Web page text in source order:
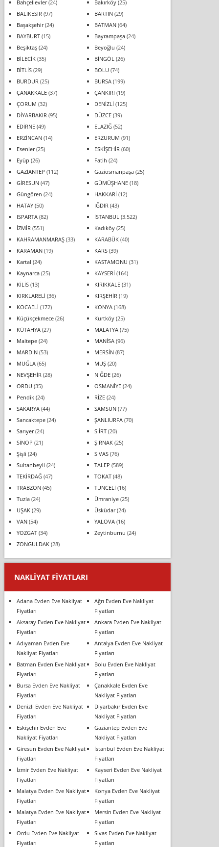
Bahçelievler(24) Bakırköy(25)
BALIKESİR (97) BARTIN(29)
Başakşehir(24) BATMAN(64)
BAYBURT(15) Bayrampaşa(24)
Beşiktaş(24) Beyoğlu (24)
BİLECİK(35) BİNGÖL (26)
BİTLİS(29) BOLU (74)
BURDUR (25) BURSA(199)
ÇANAKKALE(37) ÇANKIRI (19)
ÇORUM (32) DENİZLİ (125)
DİYARBAKIR (95) DÜZCE(39)
EDİRNE(49) ELAZIĞ(52)
ERZİNCAN(14) ERZURUM (91)
Esenler(25) ESKİŞEHİR (60)
Eyüp (26) Fatih (24)
GAZİANTEP (112) Gaziosmanpaşa(25)
GİRESUN(47) GÜMÜŞHANE(18)
Güngören (24) HAKKARİ (12)
HATAY(50) IĞDIR (43)
ISPARTA(82) İSTANBUL (3.522)
İZMİR (551) Kadıköy(25)
KAHRAMANMARAŞ(33) KARABÜK(40)
KARAMAN(19) KARS(39)
Kartal (24) KASTAMONU (31)
Kaynarca(25) KAYSERİ (164)
KİLİS(13) KIRIKKALE(31)
KIRKLARELİ (36) KIRŞEHİR (19)
KOCAELİ (172) KONYA(168)
Küçükçekmece(26) Kurtköy(25)
KÜTAHYA(27) MALATYA(75)
Maltepe(24) MANİSA(96)
MARDİN(53) MERSİN(87)
MUĞLA(65) MUŞ(20)
NEVŞEHİR (28) NİĞDE(26)
ORDU (35) OSMANİYE(24)
Pendik(24) RİZE(24)
SAKARYA(44) SAMSUN(77)
Sancaktepe(24) ŞANLIURFA(70)
Sarıyer(24) SİİRT(20)
SİNOP (21) ŞIRNAK(25)
Şişli (24) SİVAS(76)
Sultanbeyli (24) TALEP (589)
TEKİRDAĞ(47) TOKAT(48)
TRABZON(45) TUNCELİ (16)
Tuzla(24) Ümraniye(25)
UŞAK(29) Üsküdar(24)
VAN(54) YALOVA(16)
YOZGAT(34) Zeytinburnu (24)
ZONGULDAK(28)
NAKLIYAT FIYATLARI
Adana Evden Eve Nakliyat
Fiyatları
Ağrı Evden Eve Nakliyat
Fiyatları
Aksaray Evden Eve Nakliyat
Fiyatları
Ankara Evden Eve Nakliyat
Fiyatları
Adıyaman Evden Eve
Nakliyat Fiyatları
Antalya Evden Eve Nakliyat
Fiyatları
Batman Evden Eve Nakliyat
Fiyatları
Bolu Evden Eve Nakliyat
Fiyatları
Bursa Evden Eve Nakliyat
Fiyatları
Çanakkale Evden Eve
Nakliyat Fiyatları
Denizli Evden Eve Nakliyat
Fiyatları
Diyarbakır Evden Eve
Nakliyat Fiyatları
Eskişehir Evden Eve
Nakliyat Fiyatları
Gaziantep Evden Eve
Nakliyat Fiyatları
Giresun Evden Eve Nakliyat
Fiyatları
İstanbul Evden Eve Nakliyat
Fiyatları
İzmir Evden Eve Nakliyat
Fiyatları
Kayseri Evden Eve Nakliyat
Fiyatları
Malatya Evden Eve Nakliyat
Fiyatları
Konya Evden Eve Nakliyat
Fiyatları
Malatya Evden Eve Nakliyat
Fiyatları
Mersin Evden Eve Nakliyat
Fiyatları
Ordu Evden Eve Nakliyat
Fiyatları
Sivas Evden Eve Nakliyat
Fiyatları